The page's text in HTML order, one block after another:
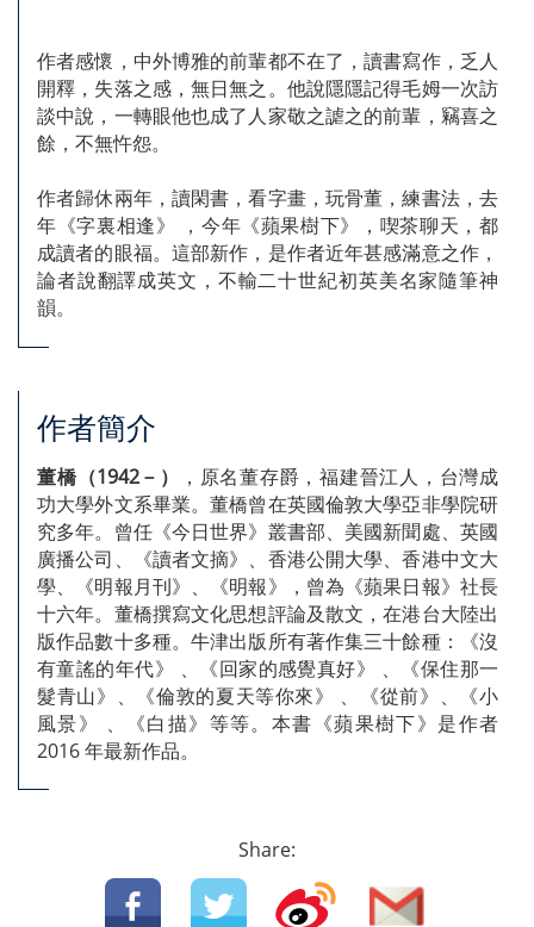
作者感懷，中外博雅的前輩都不在了，讀書寫作，乏人
開釋，失落之感，無日無之。他說隱隱記得毛姆一次訪
談中說，一轉眼他也成了人家敬之謔之的前輩，竊喜之
餘，不無忤怨。
作者歸休兩年，讀閑書，看字畫，玩骨董，練書法，去
年《字裏相逢》 ，今年《蘋果樹下》，喫茶聊天，都
成讀者的眼福。這部新作，是作者近年甚感滿意之作，
論者說翻譯成英文，不輸二十世紀初英美名家隨筆神
韻。
作者簡介
董橋（1942－）
，原名董存爵，福建晉江人，台灣成
功大學外文系畢業。董橋曾在英國倫敦大學亞非學院研
究多年。曾任《今日世界》叢書部、美國新聞處、英國
廣播公司、《讀者文摘》、香港公開大學、香港中文大
學、《明報月刊》、《明報》，曾為《蘋果日報》社長
十六年。董橋撰寫文化思想評論及散文，在港台大陸出
版作品數十多種。牛津出版所有著作集三十餘種：《沒
有童謠的年代》 、《回家的感覺真好》 、《保住那一
髮青山》、《倫敦的夏天等你來》 、《從前》、《小
風景》 、《白描》等等。本書《蘋果樹下》是作者
2016 年最新作品。
Share: